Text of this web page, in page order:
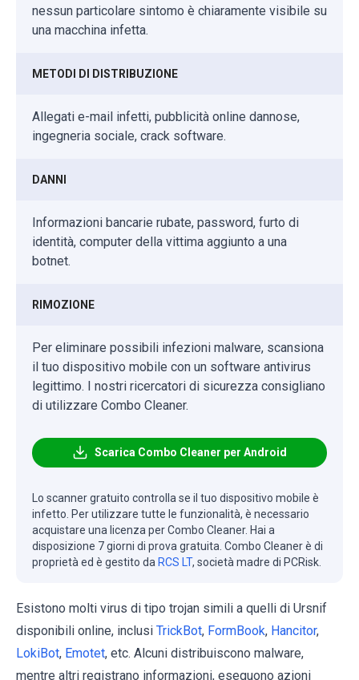
nessun particolare sintomo è chiaramente visibile su
una macchina infetta.
METODI DI DISTRIBUZIONE
Allegati e-mail infetti, pubblicità online dannose,
ingegneria sociale, crack software.
DANNI
Informazioni bancarie rubate, password, furto di
identità, computer della vittima aggiunto a una
botnet.
RIMOZIONE
Per eliminare possibili infezioni malware, scansiona
il tuo dispositivo mobile con un software antivirus
legittimo. I nostri ricercatori di sicurezza consigliano
di utilizzare Combo Cleaner.
Scarica Combo Cleaner per Android
Lo scanner gratuito controlla se il tuo dispositivo mobile è
infetto. Per utilizzare tutte le funzionalità, è necessario
acquistare una licenza per Combo Cleaner. Hai a
disposizione 7 giorni di prova gratuita. Combo Cleaner è di
proprietà ed è gestito da RCS LT, società madre di PCRisk.
Esistono molti virus di tipo trojan simili a quelli di Ursnif
disponibili online, inclusi TrickBot, FormBook, Hancitor,
LokiBot, Emotet, etc. Alcuni distribuiscono malware,
mentre altri registrano informazioni, eseguono azioni